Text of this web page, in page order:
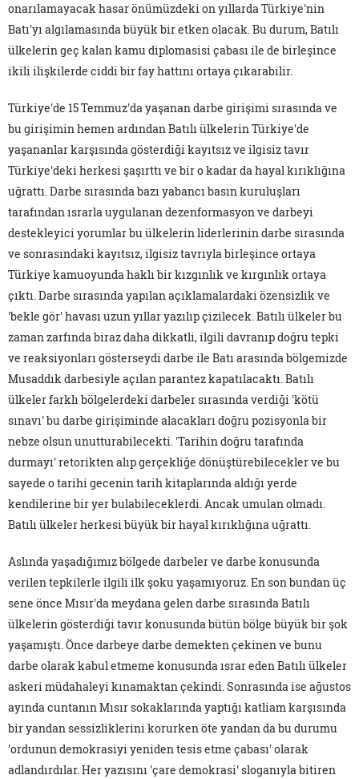
onarılamayacak hasar önümüzdeki on yıllarda Türkiye'nin
Batı'yı algılamasında büyük bir etken olacak. Bu durum, Batılı
ülkelerin geç kalan kamu diplomasisi çabası ile de birleşince
ikili ilişkilerde ciddi bir fay hattını ortaya çıkarabilir.
Türkiye'de 15 Temmuz'da yaşanan darbe girişimi sırasında ve
bu girişimin hemen ardından Batılı ülkelerin Türkiye'de
yaşananlar karşısında gösterdiği kayıtsız ve ilgisiz tavır
Türkiye'deki herkesi şaşırttı ve bir o kadar da hayal kırıklığına
uğrattı. Darbe sırasında bazı yabancı basın kuruluşları
tarafından ısrarla uygulanan dezenformasyon ve darbeyi
destekleyici yorumlar bu ülkelerin liderlerinin darbe sırasında
ve sonrasındaki kayıtsız, ilgisiz tavrıyla birleşince ortaya
Türkiye kamuoyunda haklı bir kızgınlık ve kırgınlık ortaya
çıktı. Darbe sırasında yapılan açıklamalardaki özensizlik ve
'bekle gör' havası uzun yıllar yazılıp çizilecek. Batılı ülkeler bu
zaman zarfında biraz daha dikkatli, ilgili davranıp doğru tepki
ve reaksiyonları gösterseydi darbe ile Batı arasında bölgemizde
Musaddık darbesiyle açılan parantez kapatılacaktı. Batılı
ülkeler farklı bölgelerdeki darbeler sırasında verdiği 'kötü
sınavı' bu darbe girişiminde alacakları doğru pozisyonla bir
nebze olsun unutturabilecekti. 'Tarihin doğru tarafında
durmayı' retorikten alıp gerçekliğe dönüştürebilecekler ve bu
sayede o tarihi gecenin tarih kitaplarında aldığı yerde
kendilerine bir yer bulabileceklerdi. Ancak umulan olmadı.
Batılı ülkeler herkesi büyük bir hayal kırıklığına uğrattı.
Aslında yaşadığımız bölgede darbeler ve darbe konusunda
verilen tepkilerle ilgili ilk şoku yaşamıyoruz. En son bundan üç
sene önce Mısır'da meydana gelen darbe sırasında Batılı
ülkelerin gösterdiği tavır konusunda bütün bölge büyük bir şok
yaşamıştı. Önce darbeye darbe demekten çekinen ve bunu
darbe olarak kabul etmeme konusunda ısrar eden Batılı ülkeler
askeri müdahaleyi kınamaktan çekindi. Sonrasında ise ağustos
ayında cuntanın Mısır sokaklarında yaptığı katliam karşısında
bir yandan sessizliklerini korurken öte yandan da bu durumu
'ordunun demokrasiyi yeniden tesis etme çabası' olarak
adlandırdılar. Her yazısını 'çare demokrasi' sloganıyla bitiren